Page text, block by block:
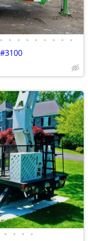
• • • • • • • • •
• • • •